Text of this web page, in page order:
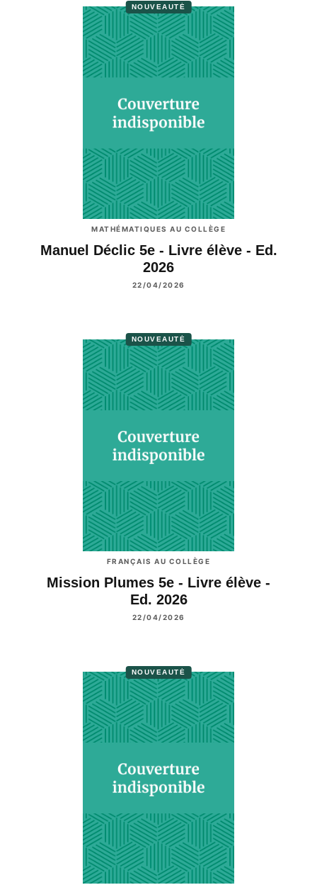
NOUVEAUTÉ
MATHÉMATIQUES AU COLLÈGE
Manuel Déclic 5e - Livre élève - Ed.
2026
22/04/2026
NOUVEAUTÉ
FRANÇAIS AU COLLÈGE
Mission Plumes 5e - Livre élève -
Ed. 2026
22/04/2026
NOUVEAUTÉ